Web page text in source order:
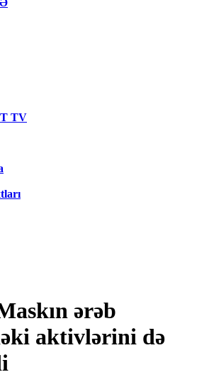
TV
ərəb
aktivlərini də